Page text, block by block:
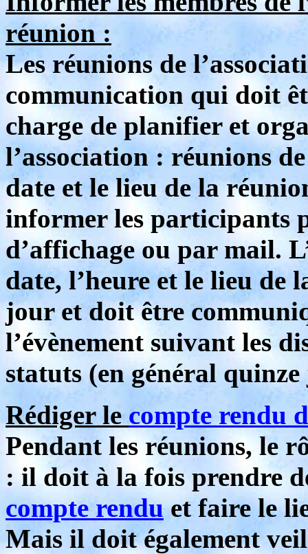
réunion :
Les réunions de
communication qui doit
charge de planifier et
l’association : réunions
date et le lieu de la
informer les participants
d’affichage ou par mail.
date, l’heure et le lieu de
jour et doit être
l’évènement suivant les
statuts (en général
Rédiger le compte rendu
Pendant les réunions, le
: il doit à la fois prendre
compte renduet faire le
Mais il doit également